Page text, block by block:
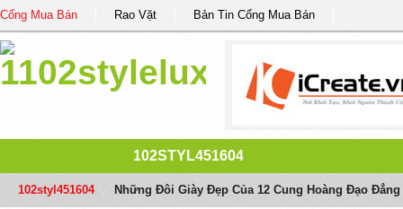
Cổng Mua Bán Rao Vặt Bản Tin Cổng Mua Bán
102STYL451604
102styl451604 Những Đôi Giày Đẹp Của 12 Cung Hoàng Đạo Đẳng